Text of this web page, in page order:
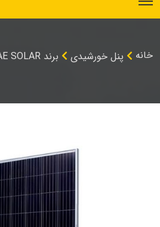
خانه پنل خورشیدی برند AE SOLAR